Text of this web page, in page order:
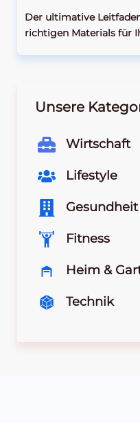
Der ultimative
richtigen Materials für
Unsere
Wirtschaft
Lifestyle
Gesundheit
Fitness
Heim &
Technik